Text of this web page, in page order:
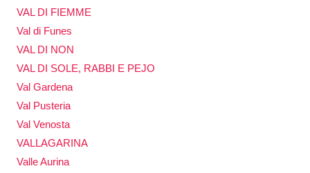
VAL DI FIEMME
Val di Funes
VAL DI NON
VAL DI SOLE, RABBI E PEJO
Val Gardena
Val Pusteria
Val Venosta
VALLAGARINA
Valle Aurina